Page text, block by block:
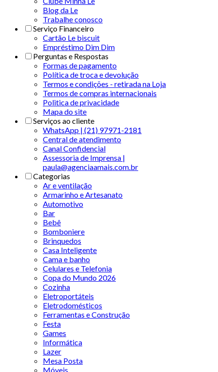
Blog da Le
Trabalhe conosco
Serviço Financeiro
Cartão Le biscuit
Empréstimo Dim Dim
Perguntas e Respostas
Formas de pagamento
Política de troca e devolução
Termos e condições - retirada na Loja
Termos de compras internacionais
Politica de privacidade
Mapa do site
Serviços ao cliente
WhatsApp | (21) 97971-2181
Central de atendimento
Canal Confidencial
Assessoria de Imprensa |
paula@agenciaamais.com.br
Categorias
Ar e ventilação
Armarinho e Artesanato
Automotivo
Bar
Bebê
Bomboniere
Brinquedos
Casa Inteligente
Cama e banho
Celulares e Telefonia
Copa do Mundo 2026
Cozinha
Eletroportáteis
Eletrodomésticos
Ferramentas e Construção
Festa
Games
Informática
Lazer
Mesa Posta
Móveis